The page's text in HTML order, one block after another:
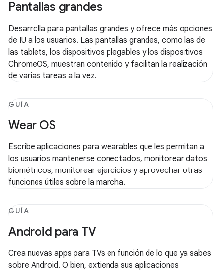
Pantallas grandes
Desarrolla para pantallas grandes y ofrece más opciones
de IU a los usuarios. Las pantallas grandes, como las de
las tablets, los dispositivos plegables y los dispositivos
ChromeOS, muestran contenido y facilitan la realización
de varias tareas a la vez.
GUÍA
Wear OS
Escribe aplicaciones para wearables que les permitan a
los usuarios mantenerse conectados, monitorear datos
biométricos, monitorear ejercicios y aprovechar otras
funciones útiles sobre la marcha.
GUÍA
Android para TV
Crea nuevas apps para TVs en función de lo que ya sabes
sobre Android. O bien, extienda sus aplicaciones